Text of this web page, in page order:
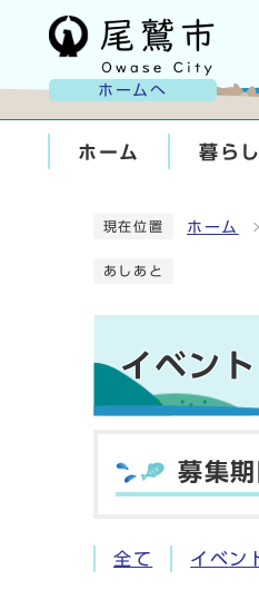
ホームへ
ホーム 暮ら
現在位置 ホーム
あしあと
イベン
募集
全て イベン